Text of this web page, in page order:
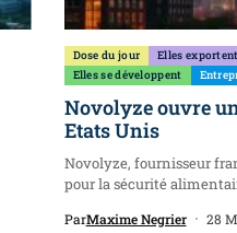
Dose du jour
Elles exportent
Elles se développent
Novolyze ouvre
Etats Unis
Novolyze, fournisseur
pour la sécurité
ParMaxime Negrier 28